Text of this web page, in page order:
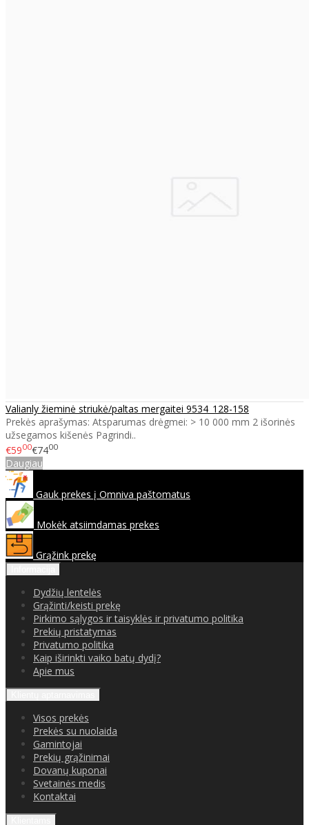
Valianly žieminė striukė/paltas mergaitei 9534_128-158
Prekės aprašymas: Atsparumas drėgmei: > 10 000 mm 2 išorinės
užsegamos kišenės Pagrindi..
€5900€7400
Daugiau
Gauk prekes į Omniva paštomatus
Mokėk atsiimdamas prekes
Grąžink prekę
Dydžių lentelės
Grąžinti/keisti prekę
Pirkimo sąlygos ir taisyklės ir privatumo politika
Prekių pristatymas
Privatumo politika
Kaip iširinkti vaiko batų dydį?
Apie mus
Visos prekės
Prekės su nuolaida
Gamintojai
Prekių grąžinimai
Dovanų kuponai
Svetainės medis
Kontaktai